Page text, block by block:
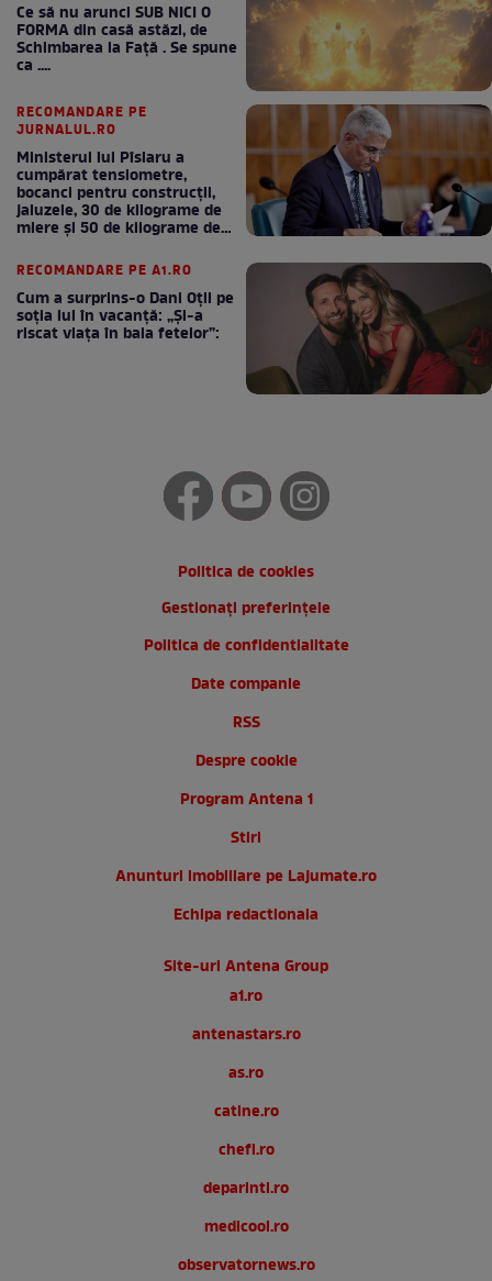
Ce să nu arunci SUB NICI O
FORMA din casă astăzi, de
Schimbarea la Față . Se spune
ca ....
RECOMANDARE PE
JURNALUL.RO
Ministerul lui Pîslaru a
cumpărat tensiometre,
bocanci pentru construcții,
jaluzele, 30 de kilograme de
miere și 50 de kilograme de
RECOMANDARE PE A1.RO
Cum a surprins-o Dani Oțil pe
soția lui în vacanță: „Și-a
riscat viața în baia fetelor”:
Politica de cookies
Gestionați preferințele
Politica de confidentialitate
Date companie
RSS
Despre cookie
Program Antena 1
Stiri
Anunturi imobiliare pe Lajumate.ro
Echipa redactionala
Site-uri Antena Group
a1.ro
antenastars.ro
as.ro
catine.ro
chefi.ro
deparinti.ro
medicool.ro
observatornews.ro